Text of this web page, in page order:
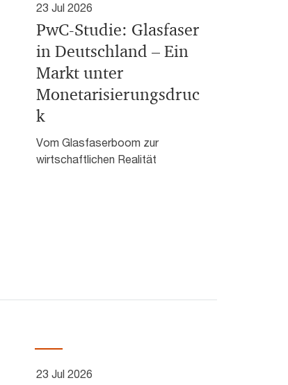
23 Jul 2026
PwC-Studie: Glasfaser
in Deutschland – Ein
Markt unter
Monetarisierungsdruc
k
Vom Glasfaserboom zur
wirtschaftlichen Realität
23 Jul 2026